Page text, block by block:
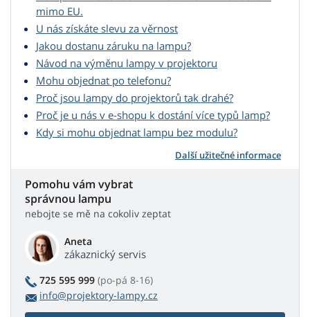
mimo EU.
U nás získáte slevu za věrnost
Jakou dostanu záruku na lampu?
Návod na výměnu lampy v projektoru
Mohu objednat po telefonu?
Proč jsou lampy do projektorů tak drahé?
Proč je u nás v e-shopu k dostání více typů lamp?
Kdy si mohu objednat lampu bez modulu?
Další užitečné informace
Pomohu vám vybrat
správnou lampu
nebojte se mě na cokoliv zeptat
Aneta
zákaznický servis
725 595 999 (po-pá 8-16)
info@projektory-lampy.cz